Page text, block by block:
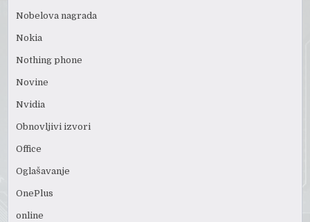
Nobelova nagrada
Nokia
Nothing phone
Novine
Nvidia
Obnovljivi izvori
Office
Oglašavanje
OnePlus
online